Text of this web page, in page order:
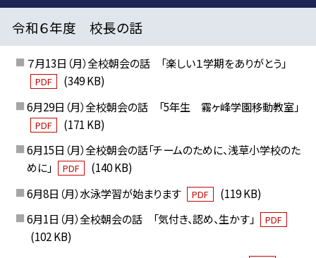
令和６年度 校長の話
７月13日（月）全校朝会の話 「楽しい１学期をありがとう」
PDF
(349 KB)
6月29日（月）全校朝会の話 「5年生 霧ヶ峰学園移動教室」
PDF
(171 KB)
6月15日（月）全校朝会の話「チームのために、浅草小学校のた
めに」
PDF
(140 KB)
6月8日（月）水泳学習が始まります
PDF
(119 KB)
6月1日（月）全校朝会の話 「気付き、認め、生かす」
PDF
(102 KB)